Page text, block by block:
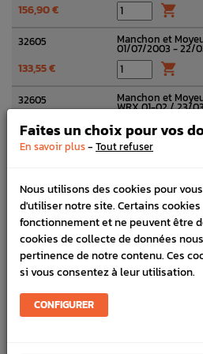
156,90 € 
32605 Manchon et
01/07/2003 - 22/
133,55 € 
32605 Manchon et
WRX 01-02 / 23/
177,74 € 
STI 01-14
2,71 € 
32614 Anneau de
vitesse GT 99-00
05-07
20,38 € 
32237
Faites un choix pour vos
En savoir plus- Tout refuser
Nous utilisons des cookies pour
d'utiliser notre site. Certains
fonctionnement et ne peuvent être
cookies de collecte de données
pertinence de notre contenu. Ces
si vous consentez à leur utilisation.
CONFIGURER